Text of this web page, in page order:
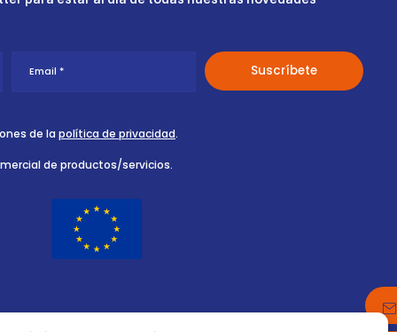
de la política de privacidad.
de productos/servicios.